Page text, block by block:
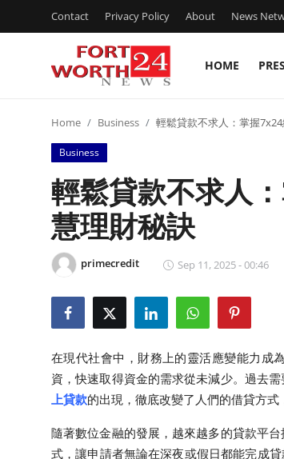
Contact Privacy Policy About News
HOME
Press Release
Contact
Privacy Policy
News Network
Submit Press Release
Crypto
Home Business 輕鬆貸款不求人：掌握
Business
輕鬆貸款不求人
慧理財秘訣
primecredit Sep 11, 2025 - 00:46
在現代社會中，財務上的靈活應變能力成
資，快速取得資金的需求從未減少。過去
上貸款的出現，徹底改變了人們的借貸方式
隨著數位金融的發展，越來越多的貸款平
式，讓申請者無論在深夜或假日都能完成